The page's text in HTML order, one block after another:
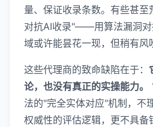
量、保证收录条数。有些甚
对抗AI收录"——用算法漏洞对
域或许能昙花一现，但稍有风
这些代理商的致命缺陷在于：
论，也没有真正的实操能力。
法的"完全实体对应"机制，不
权威性的评估逻辑，更不具备